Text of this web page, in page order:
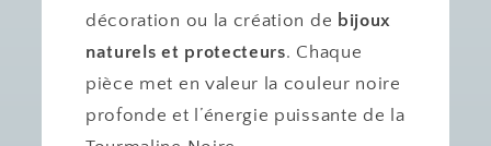
décoration ou la création de bijoux
naturels et protecteurs. Chaque
pièce met en valeur la couleur noire
profonde et l’énergie puissante de la